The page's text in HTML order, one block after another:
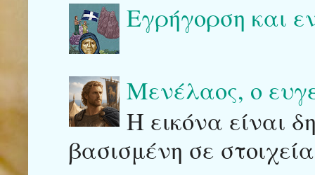
Εγρήγορση και
Μενέλαος, ο
Η εικόνα είναι
βασισμένη σε